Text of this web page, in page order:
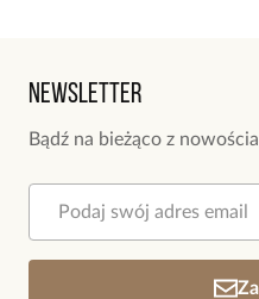
Newsletter
Bądź na bieżąco z